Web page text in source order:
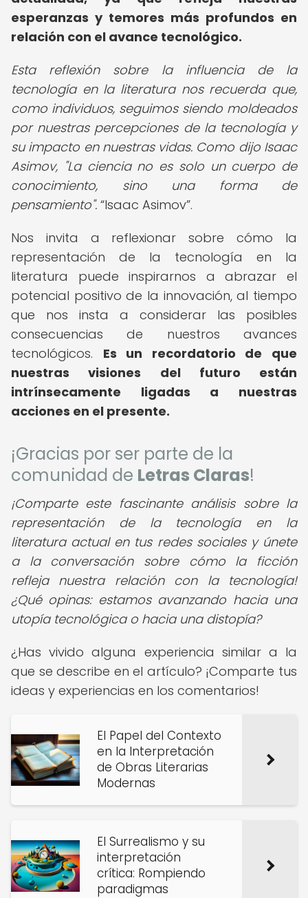
esperanzas y temores más profundos en
relación con el avance tecnológico.
Esta reflexión sobre la influencia de la
tecnología en la literatura nos recuerda que,
como individuos, seguimos siendo moldeados
por nuestras percepciones de la tecnología y
su impacto en nuestras vidas. Como dijo Isaac
Asimov, "La ciencia no es solo un cuerpo de
conocimiento, sino una forma de
pensamiento". Isaac Asimov .
Nos invita a reflexionar sobre cómo la
representación de la tecnología en la
literatura puede inspirarnos a abrazar el
potencial positivo de la innovación, al tiempo
que nos insta a considerar las posibles
consecuencias de nuestros avances
tecnológicos. Es un recordatorio de que
nuestras visiones del futuro están
intrínsecamente ligadas a nuestras
acciones en el presente.
¡Gracias por ser parte de la
comunidad de Letras Claras!
¡Comparte este fascinante análisis sobre la
representación de la tecnología en la
literatura actual en tus redes sociales y únete
a la conversación sobre cómo la ficción
refleja nuestra relación con la tecnología!
¿Qué opinas: estamos avanzando hacia una
utopía tecnológica o hacia una distopía?
¿Has vivido alguna experiencia similar a la
que se describe en el artículo? ¡Comparte tus
ideas y experiencias en los comentarios!
El Papel del Contexto
en la Interpretación
de Obras Literarias
Modernas
El Surrealismo y su
interpretación
crítica: Rompiendo
paradigmas